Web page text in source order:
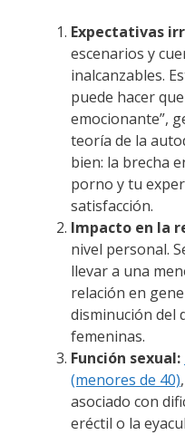
Expectativas
escenarios y
inalcanzables.
puede hacer
emocionante”,
teoría de la
bien: la brecha
porno y tu
satisfacción.
Impacto en la
nivel personal.
llevar a una
relación en
disminución del
femeninas.
Función sexual:
(menores de 40)
asociado con
eréctil o la